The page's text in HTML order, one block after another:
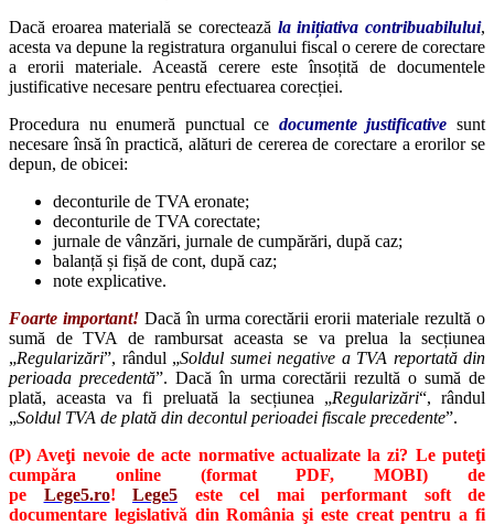
Dacă eroarea materială se corectează la inițiativa contribuabilului,
acesta va depune la registratura organului fiscal o cerere de corectare
a erorii materiale. Această cerere este însoțită de documentele
justificative necesare pentru efectuarea corecției.
Procedura nu enumeră punctual ce documente justificative sunt
necesare însă în practică, alături de cererea de corectare a erorilor se
depun, de obicei:
deconturile de TVA eronate;
deconturile de TVA corectate;
jurnale de vânzări, jurnale de cumpărări, după caz;
balanță și fișă de cont, după caz;
note explicative.
Foarte important! Dacă în urma corectării erorii materiale rezultă o
sumă de TVA de rambursat aceasta se va prelua la secțiunea
„Regularizări”, rândul „Soldul sumei negative a TVA reportată din
perioada precedentă”. Dacă în urma corectării rezultă o sumă de
plată, aceasta va fi preluată la secțiunea „Regularizări“, rândul
„Soldul TVA de plată din decontul perioadei fiscale precedente”.
(P) Aveţi nevoie de acte normative actualizate la zi? Le puteţi
cumpăra online (format PDF, MOBI) de
pe
Lege5.ro! Lege5
este cel mai performant soft de
documentare legislativă din România şi este creat pentru a fi